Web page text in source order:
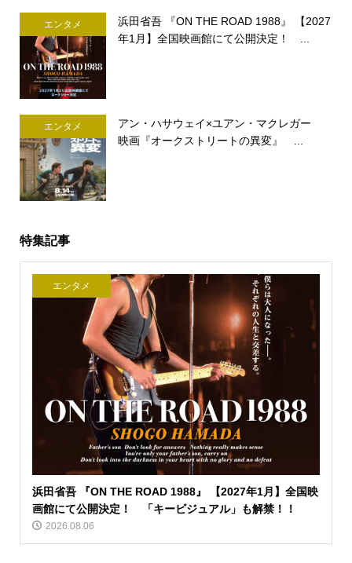
エンタメ
浜田省吾 『ON THE ROAD 1988』 【2027
年1月】全国映画館にて公開決定！ ...
エンタメ
アン・ハサウェイ×ユアン・マクレガー
映画『オークストリートの異変』 ...
特集記事
エンタメ
浜田省吾 『ON THE ROAD 1988』 【2027年1月】全国映
画館にて公開決定！ 「キービジュアル」も解禁！！
2026.08.06